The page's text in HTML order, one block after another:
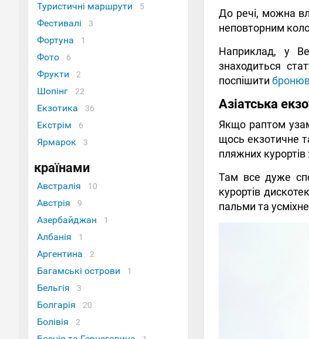
Туристичні маршрути 5
Фестивалі 3
Фортуна 1
Фото 6
Фрукти 2
Шопінг 22
Екзотика 36
Екстрім 6
Ярмарок 3
країнами
Австралія 10
Австрія 9
Азербайджан 1
Албанія 1
Аргентина 2
Багамські острови 1
Бельгія 3
Болгарія 20
Болівія 2
До речі, можна
неповторним
Наприклад, у
знаходиться
поспішити
Азіатська
Якщо раптом
щось екзотичне
пляжних курортів
Там все дуже
курортів
пальми та